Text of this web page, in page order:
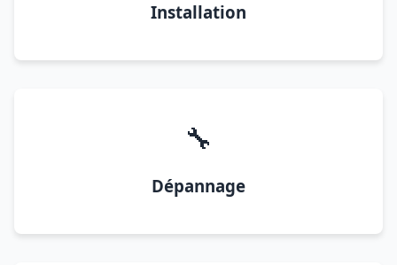
Installation
🔧
Dépannage